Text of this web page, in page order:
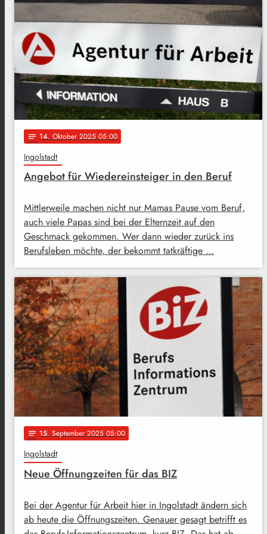
notes 14. Oktober 2025 05:00
Ingolstadt
Angebot für Wiedereinsteiger in den Beruf
Mittlerweile machen nicht nur Mamas Pause vom Beruf,
auch viele Papas sind bei der Elternzeit auf den
Geschmack gekommen. Wer dann wieder zurück ins
Berufsleben möchte, der bekommt tatkräftige …
notes 15. September 2025 05:00
Ingolstadt
Neue Öffnungzeiten für das BIZ
Bei der Agentur für Arbeit hier in Ingolstadt ändern sich
ab heute die Öffnungszeiten. Genauer gesagt betrifft es